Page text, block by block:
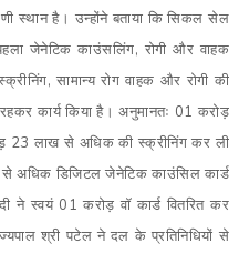
स्थान है। उन्होंने बताया कि सिकल सेल
जेनेटिक काउंसलिंग, रोगी और वाहक
सामान्य रोग वाहक और रोगी की
कार्य किया है। अनुमानतः 01 करोड़
23 लाख से अधिक की स्क्रीनिंग कर ली
अधिक डिजिटल जेनेटिक काउंसिल कार्ड
ने स्वयं 01 करोड़ वॉ कार्ड वितरित कर
श्री पटेल ने दल के प्रतिनिधियों से